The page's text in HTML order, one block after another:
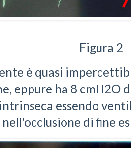
Figura 2
è quasi
eppure ha 8 cmH2O
essendo
di fine